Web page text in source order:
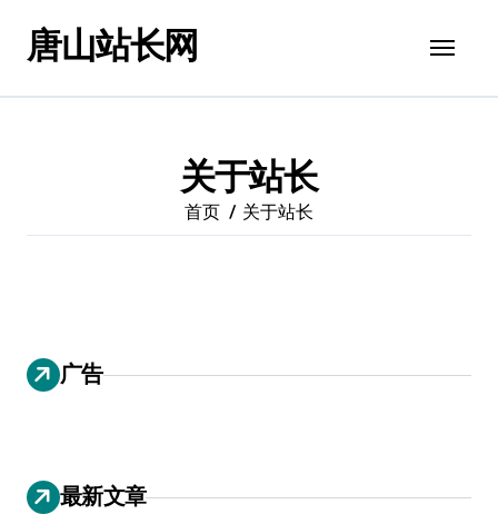
唐山站长网
关于站长
首页 关于站长
广告
最新文章